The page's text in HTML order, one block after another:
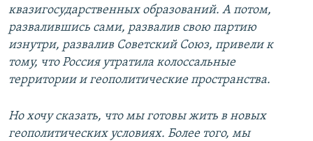
квазигосударственных образований. А потом,
развалившись сами, развалив свою партию
изнутри, развалив Советский Союз, привели к
тому, что Россия утратила колоссальные
территории и геополитические пространства.
Но хочу сказать, что мы готовы жить в новых
геополитических условиях. Более того, мы